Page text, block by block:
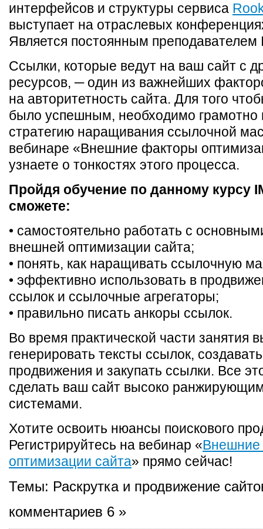
интерфейсов и структуры сервиса
выступает на отраслевых
Является постоянным преподавателем
Ссылки, которые ведут на ваш сайт с
ресурсов, ─ один из важнейших
на авторитетность сайта. Для того
было успешным, необходимо грамотно
стратегию наращивания ссылочной
вебинаре «Внешние факторы
узнаете о тонкостях этого процесса.
Пройдя обучение по данному курсу
сможете:
• самостоятельно работать с
внешней оптимизации сайта;
• понять, как наращивать ссылочную
• эффективно использовать в
ссылок и ссылочные агрегаторы;
• правильно писать анкоры ссылок.
Во время практической части занятия
генерировать тексты ссылок,
продвижения и закупать ссылки. Все
сделать ваш сайт высоко
системами.
Хотите освоить нюансы поискового
Регистрируйтесь на вебинар «
оптимизации сайта» прямо сейчас!
Темы: Раскрутка и продвижение
комментариев 6 »